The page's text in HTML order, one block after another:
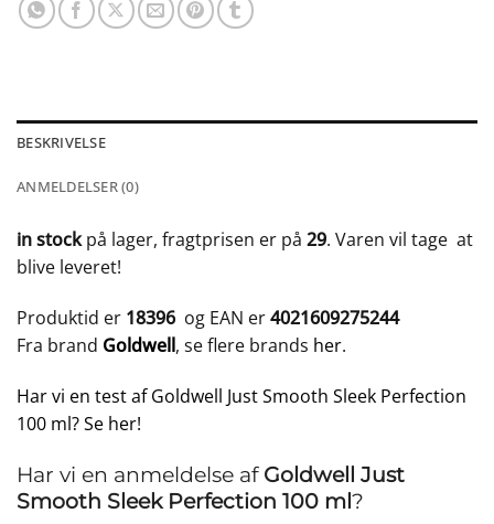
BESKRIVELSE
ANMELDELSER (0)
in stockpå lager, fragtprisen er på 29. Varen vil tage at
blive leveret!
Produktid er 18396 og EAN er4021609275244
Fra brand Goldwell, se flere brands her.
Har vi en test af Goldwell Just Smooth Sleek Perfection
100 ml? Se her!
Har vi en anmeldelse af Goldwell Just
Smooth Sleek Perfection 100 ml?